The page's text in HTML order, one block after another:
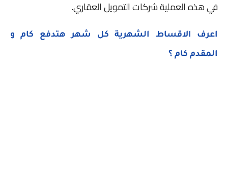
في هذه العملية شركات التمويل العقاري.
اعرف الاقساط الشهرية كل شهر هتدفع كام و
المقدم كام ؟